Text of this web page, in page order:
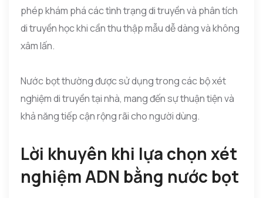
phép khám phá các tình trạng di truyền và phân tích
di truyền học khi cần thu thập mẫu dễ dàng và không
xâm lấn.
Nước bọt thường được sử dụng trong các bộ xét
nghiệm di truyền tại nhà, mang đến sự thuận tiện và
khả năng tiếp cận rộng rãi cho người dùng.
Lời khuyên khi lựa chọn xét
nghiệm ADN bằng nước bọt